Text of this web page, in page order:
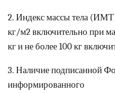
2. Индекс массы тела
кг/м2 включительно при
кг и не более 100 кг
3. Наличие подписанной
информированного